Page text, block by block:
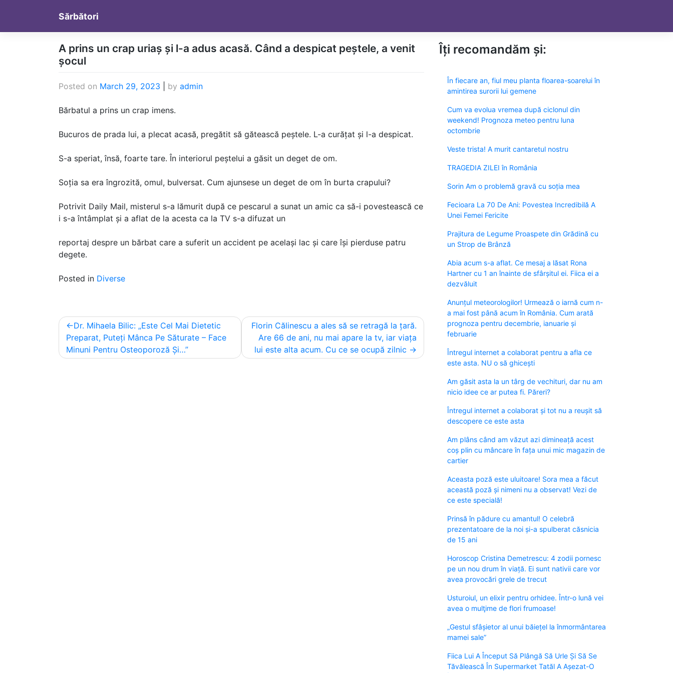
content
Sărbători
A prins un crap uriaș și l-a adus acasă. Când a despicat peștele, a venit
șocul
Posted on March 29, 2023 by admin
Bărbatul a prins un crap imens.
Bucuros de prada lui, a plecat acasă, pregătit să gătească peștele. L-a curățat și l-a despicat.
S-a speriat, însă, foarte tare. În interiorul peștelui a găsit un deget de om.
Soția sa era îngrozită, omul, bulversat. Cum ajunsese un deget de om în burta crapului?
Potrivit Daily Mail, misterul s-a lămurit după ce pescarul a sunat un amic ca să-i povestească ce
i s-a întâmplat și a aflat de la acesta ca la TV s-a difuzat un
reportaj despre un bărbat care a suferit un accident pe același lac și care își pierduse patru
degete.
Posted in Diverse
Post
navigation
Dr. Mihaela Bilic: „Este Cel Mai Dietetic
Preparat, Puteți Mânca Pe Săturate – Face
Minuni Pentru Osteoporoză Și…”
Florin Călinescu a ales să se retragă la țară.
Are 66 de ani, nu mai apare la tv, iar viața
lui este alta acum. Cu ce se ocupă zilnic
Îți recomandăm și:
În fiecare an, fiul meu planta floarea-soarelui în
amintirea surorii lui gemene
Cum va evolua vremea după ciclonul din
weekend! Prognoza meteo pentru luna
octombrie
Veste trista! A murit cantaretul nostru
TRAGEDIA ZILEI în România
Sorin Am o problemă gravă cu soția mea
Fecioara La 70 De Ani: Povestea Incredibilă A
Unei Femei Fericite
Prajitura de Legume Proaspete din Grădină cu
un Strop de Brânză
Abia acum s-a aflat. Ce mesaj a lăsat Rona
Hartner cu 1 an înainte de sfârșitul ei. Fiica ei a
dezvăluit
Anunțul meteorologilor! Urmează o iarnă cum n-
a mai fost până acum în România. Cum arată
prognoza pentru decembrie, ianuarie și
februarie
Întregul internet a colaborat pentru a afla ce
este asta. NU o să ghicești
Am găsit asta la un târg de vechituri, dar nu am
nicio idee ce ar putea fi. Păreri?
Întregul internet a colaborat și tot nu a reușit să
descopere ce este asta
Am plâns când am văzut azi dimineață acest
coș plin cu mâncare în fața unui mic magazin de
cartier
Aceasta poză este uluitoare! Sora mea a făcut
această poză și nimeni nu a observat! Vezi de
ce este specială!
Prinsă în pădure cu amantul! O celebră
prezentatoare de la noi și-a spulberat căsnicia
de 15 ani
Horoscop Cristina Demetrescu: 4 zodii pornesc
pe un nou drum în viață. Ei sunt nativii care vor
avea provocări grele de trecut
Usturoiul, un elixir pentru orhidee. Într-o lună vei
avea o mulţime de flori frumoase!
„Gestul sfâșietor al unui băiețel la înmormântarea
mamei sale”
Fiica Lui A Început Să Plângă Să Urle Și Să Se
Tăvălească În Supermarket Tatăl A Așezat-O